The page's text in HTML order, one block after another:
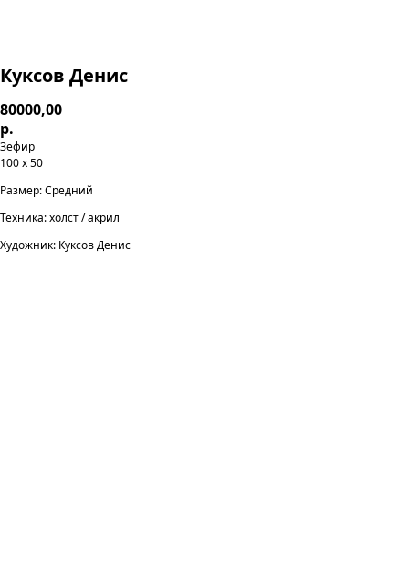
Куксов Денис
80000,00
р.
Зефир
100 х 50
Размер: Средний
Техника: холст / акрил
Художник: Куксов Денис